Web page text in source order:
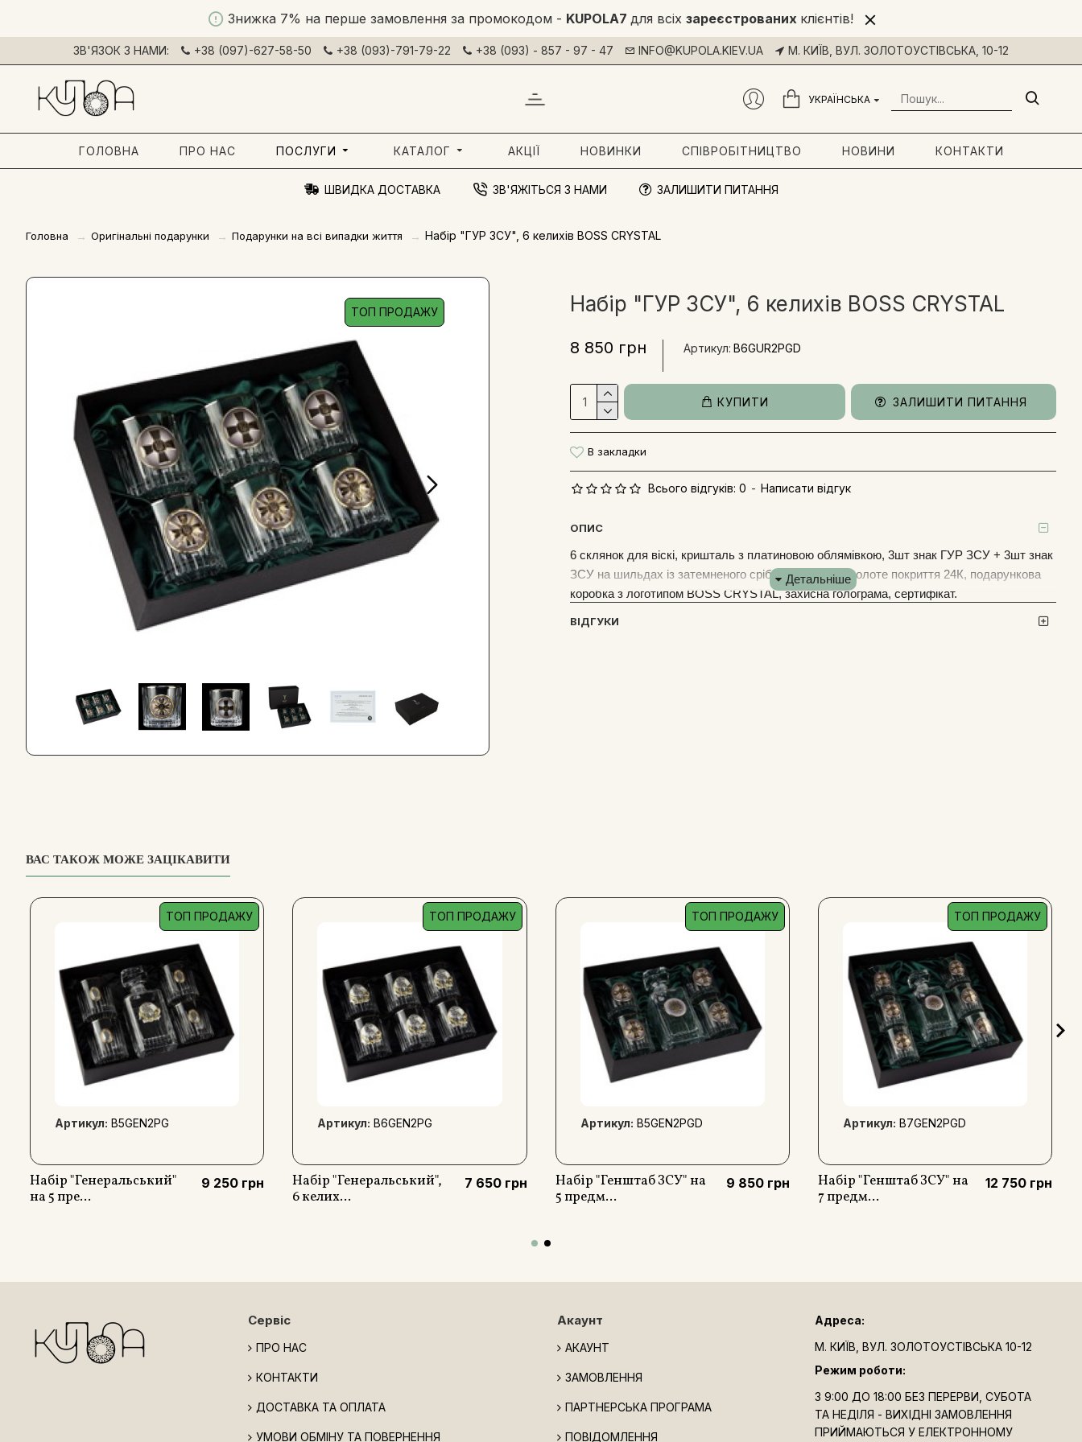
Знижка 7% на перше замовлення за промокодом - KUPOLA7 для всіх зареєстрованих клієнтів!
ЗВ'ЯЗОК З НАМИ: +38 (097)-627-58-50 +38 (093)-791-79-22 +38 (093) - 857 - 97 - 47 INFO@KUPOLA.KIEV.UA М. КИЇВ, ВУЛ. ЗОЛОТОУСТІВСЬКА, 10-12
УКРАЇНСЬКА
ГОЛОВНА ПРО НАС ПОСЛУГИ КАТАЛОГ АКЦІЇ НОВИНКИ СПІВРОБІТНИЦТВО НОВИНИ КОНТАКТИ
ШВИДКА ДОСТАВКА ЗВ'ЯЖІТЬСЯ З НАМИ ЗАЛИШИТИ ПИТАННЯ
Головна Оригінальні подарунки Подарунки на всі випадки життя Набір "ГУР ЗСУ", 6 келихів BOSS CRYSTAL
ТОП ПРОДАЖУ Набір "ГУР ЗСУ", 6 келихів BOSS CRYSTAL
Всього відгуків: 0 - Написати відгук
8 850 грн Артикул: B6GUR2PGD
КУПИТИ ЗАЛИШИТИ ПИТАННЯ
В закладки
ОПИС
6 склянок для віскі, кришталь з платиновою облямівкою, 3шт знак ГУР ЗСУ + 3шт знак
ЗСУ на шильдах із затемненого срібла проби 925, золоте покриття 24К, подарункова
коробка з логотипом BOSS CRYSTAL, захисна голограма, сертифікат.
ВІДГУКИ
ВАС ТАКОЖ МОЖЕ ЗАЦІКАВИТИ
Артикул: B5GEN2PG
ТОП ПРОДАЖУ
Набір "Генеральський"
на 5 пре...
9 250 грн
Артикул: B6GEN2PG
ТОП ПРОДАЖУ
Набір "Генеральський",
6 келих...
7 650 грн
Артикул: B5GEN2PGD
ТОП ПРОДАЖУ
Набір "Генштаб ЗСУ" на
5 предм...
9 850 грн
Артикул: B7GEN2PGD
ТОП ПРОДАЖУ
Набір "Генштаб ЗСУ" на
7 предм...
12 750 грн
Сервіс
ПРО НАС
КОНТАКТИ
ДОСТАВКА ТА ОПЛАТА
УМОВИ ОБМІНУ ТА ПОВЕРНЕННЯ
Акаунт
АКАУНТ
ЗАМОВЛЕННЯ
ПАРТНЕРСЬКА ПРОГРАМА
ПОВІДОМЛЕННЯ
Адреса:
М. КИЇВ, ВУЛ. ЗОЛОТОУСТІВСЬКА 10-12
Режим роботи:
З 9:00 ДО 18:00 БЕЗ ПЕРЕРВИ, СУБОТА
ТА НЕДІЛЯ - ВИХІДНІ ЗАМОВЛЕННЯ
ПРИЙМАЮТЬСЯ У ЕЛЕКТРОННОМУ